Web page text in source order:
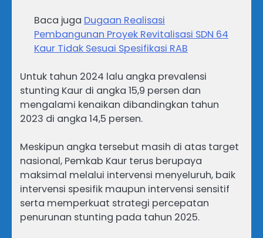
Baca juga Dugaan Realisasi
Pembangunan Proyek Revitalisasi SDN 64
Kaur Tidak Sesuai Spesifikasi RAB
Untuk tahun 2024 lalu angka prevalensi
stunting Kaur di angka 15,9 persen dan
mengalami kenaikan dibandingkan tahun
2023 di angka 14,5 persen.
Meskipun angka tersebut masih di atas target
nasional, Pemkab Kaur terus berupaya
maksimal melalui intervensi menyeluruh, baik
intervensi spesifik maupun intervensi sensitif
serta memperkuat strategi percepatan
penurunan stunting pada tahun 2025.